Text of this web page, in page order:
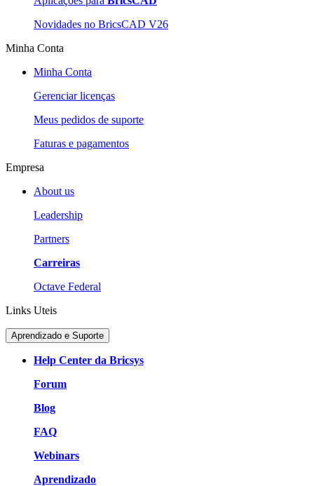
Novidades no BricsCAD V26
Minha Conta
Minha Conta
Gerenciar licenças
Meus pedidos de suporte
Faturas e pagamentos
Empresa
About us
Leadership
Partners
Carreiras
Octave Federal
Links Uteis
Aprendizado e Suporte
Help Center da Bricsys
Forum
Blog
FAQ
Webinars
Aprendizado